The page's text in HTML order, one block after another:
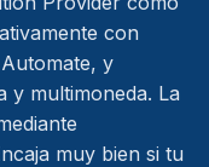
con
y
y multimoneda. La
muy bien si tu